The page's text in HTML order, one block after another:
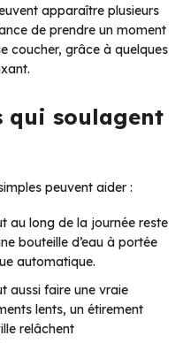
apparaître plusieurs
de prendre un moment
coucher, grâce à quelques
qui soulagent
peuvent aider :
au long de la journée reste
bouteille d’eau à portée
automatique.
aussi faire une vraie
lents, un étirement
relâchent